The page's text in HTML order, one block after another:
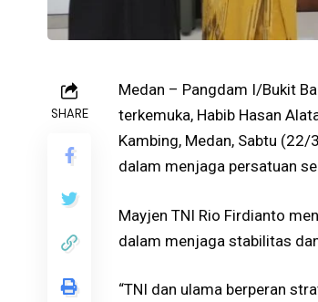
SHARE
Medan – Pangdam I/Bukit
terkemuka, Habib Hasan
Kambing, Medan, Sabtu
dalam menjaga persatuan
Mayjen TNI Rio Firdianto
dalam menjaga stabilitas
“TNI dan ulama berperan